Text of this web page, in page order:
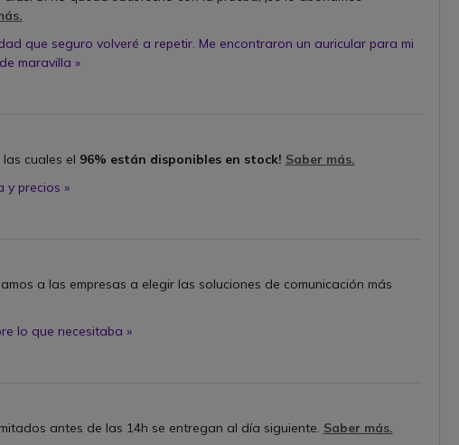
que seguro volveré a repetir. Me encontraron un auricular para mi
maravilla »
cuales el 96% están disponibles en stock! Saber más.
y precios »
a las empresas a elegir las soluciones de comunicación más
lo que necesitaba »
antes de las 14h se entregan al día siguiente. Saber más.